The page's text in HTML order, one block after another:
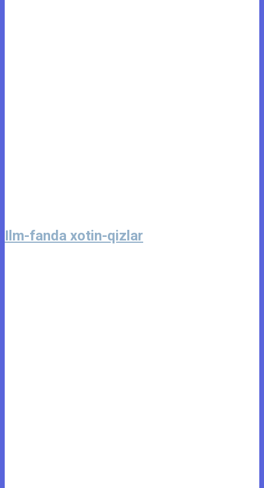
Ilm-fanda xotin-qizlar